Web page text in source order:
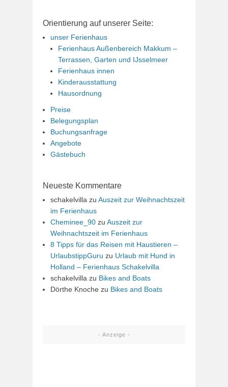
Orientierung auf unserer Seite:
unser Ferienhaus
Ferienhaus Außenbereich Makkum –
Terrassen, Garten und IJsselmeer
Ferienhaus innen
Kinderausstattung
Hausordnung
Preise
Belegungsplan
Buchungsanfrage
Angebote
Gästebuch
Neueste Kommentare
schakelvilla zu Auszeit zur Weihnachtszeit
im Ferienhaus
Cheminee_90 zu Auszeit zur
Weihnachtszeit im Ferienhaus
8 Tipps für das Reisen mit Haustieren –
UrlaubstippGuru zu Urlaub mit Hund in
Holland – Ferienhaus Schakelvilla
schakelvilla zu Bikes and Boats
Dörthe Knoche zu Bikes and Boats
- Anzeige -